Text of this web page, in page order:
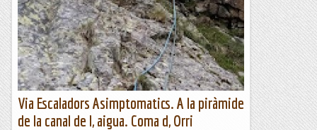
Via Escaladors Asimptomatics. A la piràmide
de la canal de l, aigua. Coma d, Orri